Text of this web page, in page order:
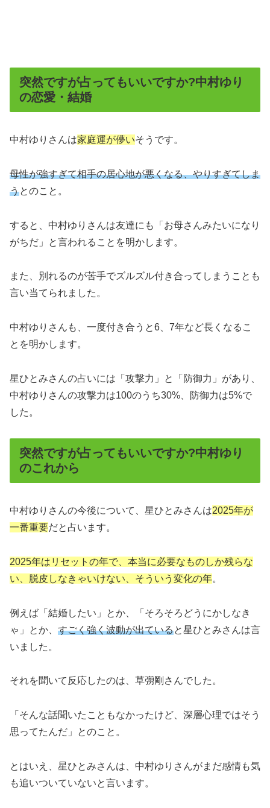
突然ですが占ってもいいですか?中村ゆり
の恋愛・結婚
中村ゆりさんは家庭運が儚いそうです。
母性が強すぎて相手の居心地が悪くなる、やりすぎてしま
うとのこと。
すると、中村ゆりさんは友達にも「お母さんみたいになり
がちだ」と言われることを明かします。
また、別れるのが苦手でズルズル付き合ってしまうことも
言い当てられました。
中村ゆりさんも、一度付き合うと6、7年など長くなるこ
とを明かします。
星ひとみさんの占いには「攻撃力」と「防御力」があり、
中村ゆりさんの攻撃力は100のうち30%、防御力は5%で
した。
突然ですが占ってもいいですか?中村ゆり
のこれから
中村ゆりさんの今後について、星ひとみさんは2025年が
一番重要だと占います。
2025年はリセットの年で、本当に必要なものしか残らな
い、脱皮しなきゃいけない、そういう変化の年。
例えば「結婚したい」とか、「そろそろどうにかしなき
ゃ」とか、 すごく強く波動が出ていると星ひとみさんは言
いました。
それを聞いて反応したのは、草彅剛さんでした。
「そんな話聞いたこともなかったけど、深層心理ではそう
思ってたんだ」とのこと。
とはいえ、星ひとみさんは、中村ゆりさんがまだ感情も気
も追いついていないと言います。